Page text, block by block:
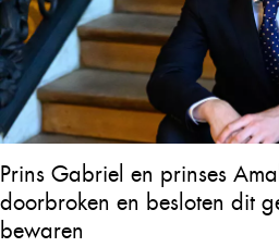
Prins Gabriel en prinses
doorbroken en besloten dit
bewaren